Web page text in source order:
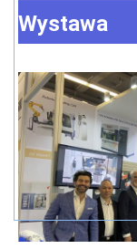
Wystawa